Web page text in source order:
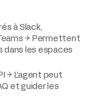
à Slack,
→ Permettent
dans les espaces
→ L’agent peut
et guider les